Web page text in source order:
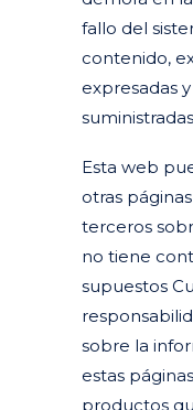
fallo del
contenido,
expresadas
Esta web
otras
terceros
no tiene
supuestos
sobre la
estas
productos